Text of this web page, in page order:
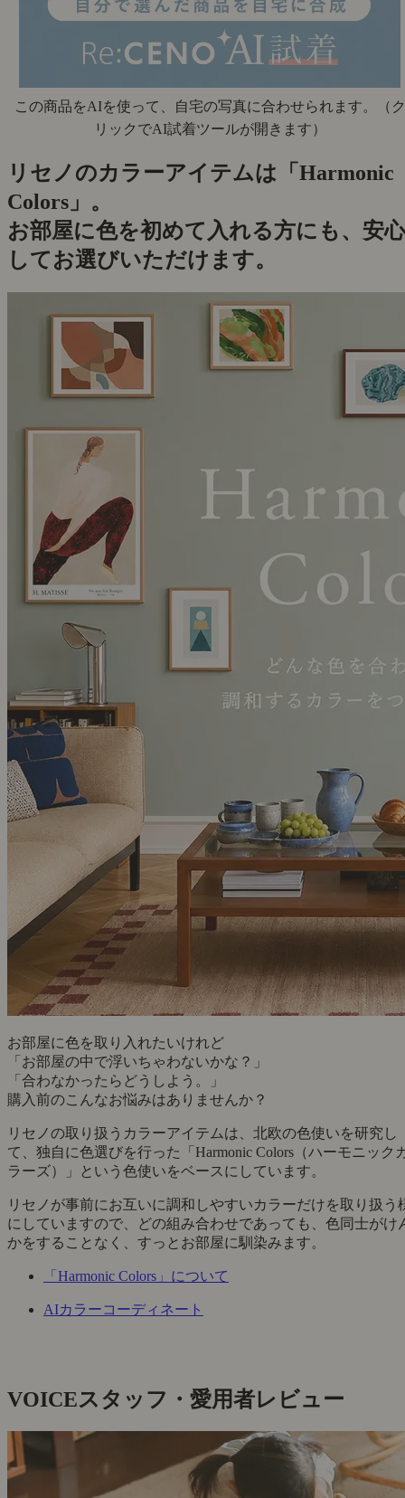
この商品をAIを使って、自宅の写真に合わせられます。
（ク
リックでAI試着ツールが開きます）
リセノのカラーアイテムは「Harmonic
Colors」。
お部屋に色を初めて入れる方にも、安心
してお選びいただけます。
お部屋に色を取り入れたいけれど
「お部屋の中で浮いちゃわないかな？」
「合わなかったらどうしよう。」
購入前のこんなお悩みはありませんか？
リセノの取り扱うカラーアイテムは、北欧の色使いを研究し
て、独自に色選びを行った「Harmonic Colors（ハーモニック
ラーズ）」という色使いをベースにしています。
リセノが事前にお互いに調和しやすいカラーだけを取り扱う
にしていますので、どの組み合わせであっても、色同士がけ
かをすることなく、すっとお部屋に馴染みます。
「Harmonic Colors」について
AIカラーコーディネート
VOICEスタッフ・愛用者レビュー